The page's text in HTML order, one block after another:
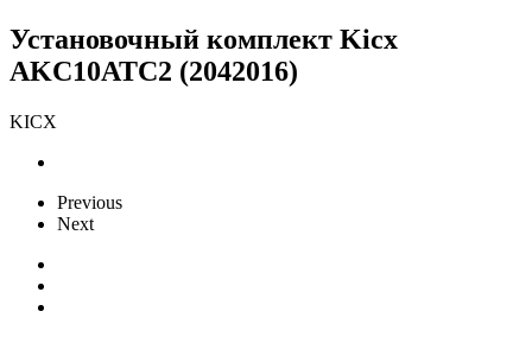
Установочный комплект Kicx
AKC10ATC2 (2042016)
KICX
Previous
Next